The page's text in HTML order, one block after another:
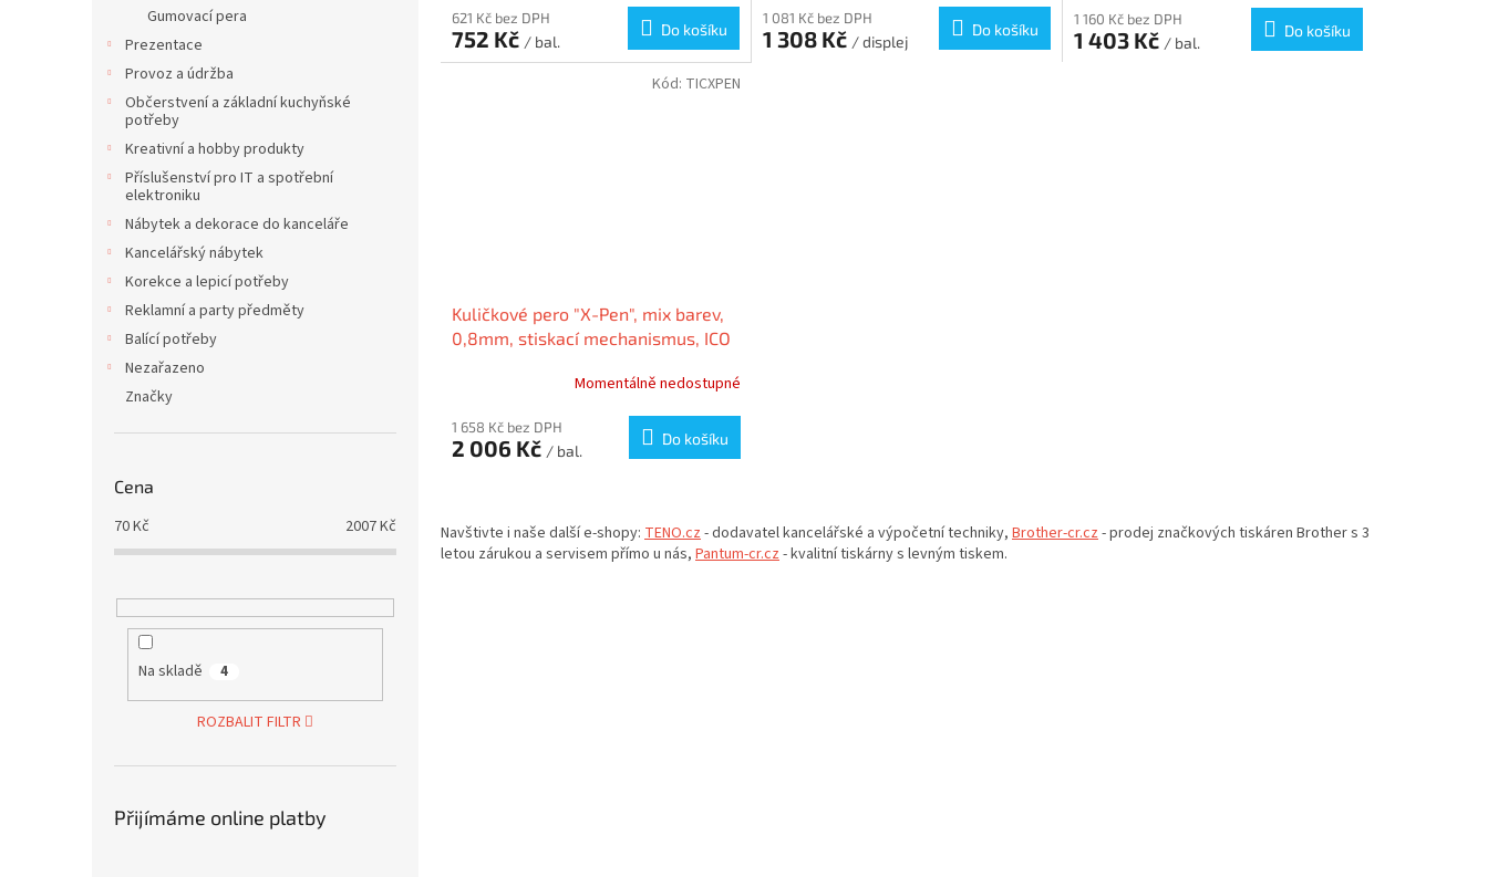
Gumovací pera
Prezentace
Provoz a údržba
Občerstvení a základní kuchyňské
potřeby
Kreativní a hobby produkty
Příslušenství pro IT a spotřební
elektroniku
Nábytek a dekorace do kanceláře
Kancelářský nábytek
Korekce a lepicí potřeby
Reklamní a party předměty
Balící potřeby
Nezařazeno
Značky
Cena
70Kč 2007Kč
Na skladě 4
ROZBALIT FILTR
Přijímáme online platby
621 Kč bez DPH
752 Kč / bal.
Do košíku
1 081 Kč bez DPH
1 308 Kč / displej
Do košíku
1 160 Kč bez DPH
1 403 Kč / bal.
Do košíku
Kuličkové pero "X-Pen", mix barev,
0,8mm, stiskací mechanismus, ICO
Momentálně nedostupné
1 658 Kč bez DPH
2 006 Kč / bal.
Do košíku
Kód: TICXPEN
v
l
á
Navštivte i naše další e-shopy: TENO.cz- dodavatel kancelářské a výpočetní techniky, Brother-cr.cz- prodej značkových tiskáren Brother s 3
letou zárukou a servisem přímo u nás, Pantum-cr.cz- kvalitní tiskárny s levným tiskem.